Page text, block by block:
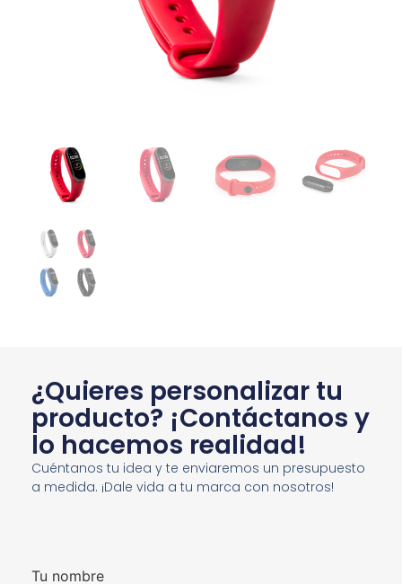
¿Quieres personalizar tu
producto? ¡Contáctanos y
lo hacemos realidad!
Cuéntanos tu idea y te enviaremos un presupuesto
a medida. ¡Dale vida a tu marca con nosotros!
Tu nombre